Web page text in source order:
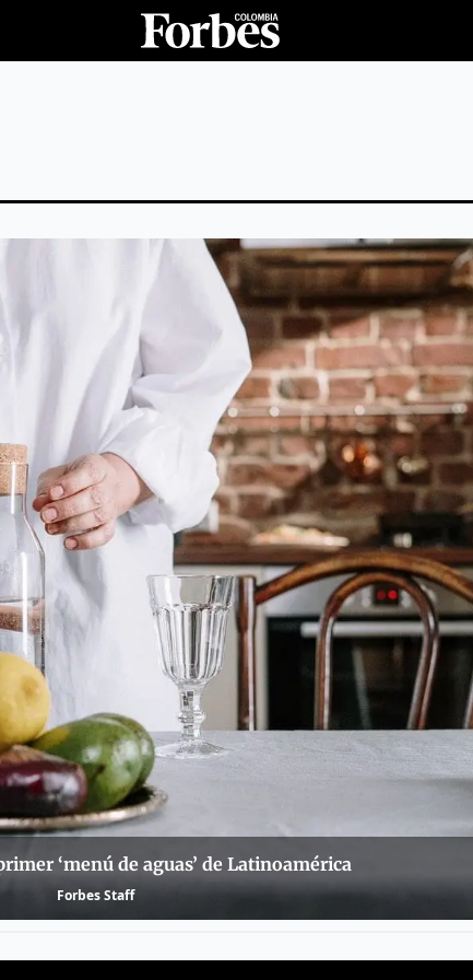
‘menú de aguas’ de Latinoamérica
Forbes Staff